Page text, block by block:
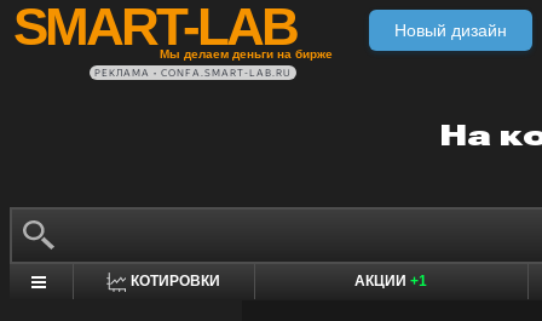
SMART-LAB
Мы делаем деньги на бирже
Новый дизайн
РЕКЛАМА • CONFA.SMART-LAB.RU
КОТИРОВКИ АКЦИИ +1